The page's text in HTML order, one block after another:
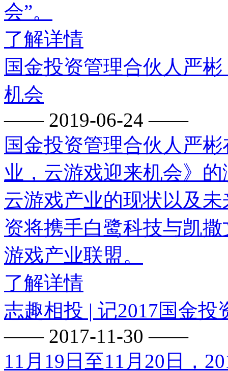
会”。
了解详情
国金投资管理合伙人严
机会
—— 2019-06-24 ——
国金投资管理合伙人严
业，云游戏迎来机会》
云游戏产业的现状以及
资将携手白鹭科技与凯
游戏产业联盟。
了解详情
志趣相投 | 记2017国金投
—— 2017-11-30 ——
11月19日至11月20日，